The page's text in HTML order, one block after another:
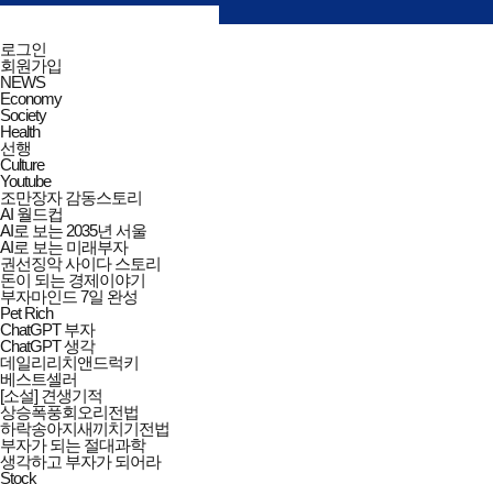
검색창
닫기
검색
전체메뉴
닫기
로그인
회원가입
NEWS
Economy
Society
Health
선행
Culture
Youtube
조만장자 감동스토리
AI 월드컵
AI로 보는 2035년 서울
AI로 보는 미래부자
권선징악 사이다 스토리
돈이 되는 경제이야기
부자마인드 7일 완성
Pet Rich
ChatGPT 부자
ChatGPT 생각
데일리리치앤드럭키
베스트셀러
[소설] 견생기적
상승폭풍회오리전법
하락송아지새끼치기전법
부자가 되는 절대과학
생각하고 부자가 되어라
Stock